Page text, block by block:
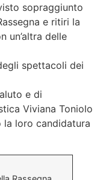
sopraggiunto
e ritiri la
un’altra delle
spettacoli dei
e di
Viviana Toniolo
loro candidatura